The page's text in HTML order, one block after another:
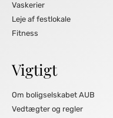
Vaskerier
Leje af festlokale
Fitness
Vigtigt
Om boligselskabet AUB
Vedtægter og regler